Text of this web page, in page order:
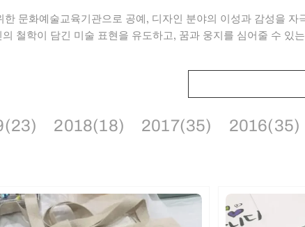
문화예술교육기관으로 공예, 디자인 분야의 이성과 감성을 자
철학이 담긴 미술 표현을 유도하고, 꿈과 웅지를 심어줄 수 있
2018(18) 2017(35) 2016(35)